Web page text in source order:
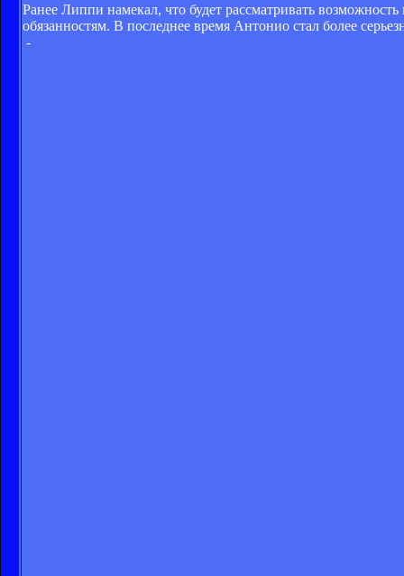
Ранее Липпи намекал, что будет рассматривать
обязанностям. В последнее время Антонио стал более
-